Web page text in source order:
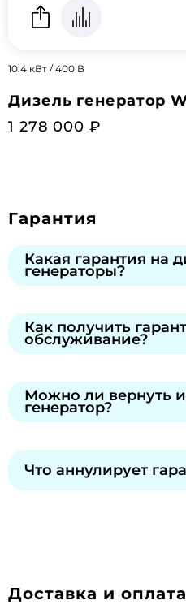
10.4 кВт / 400 В
Дизель генератор
1 278 000 ₽
Гарантия
Какая гарантия на
генераторы?
производителей через
сертифицированных
талоне, который вы
Как получить
обслуживание?
сервисный центр
талона. Предъявите
сохраняется при
Можно ли вернуть
генератор?
невозможны по
ЗАЩИТЕ ПРАВ
Что аннулирует
Доставка и оплата